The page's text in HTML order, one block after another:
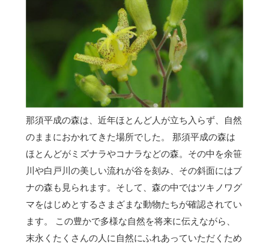
那須平成の森は、近年ほとんど人が立ち入らず、自然
のままにおかれてきた場所でした。 那須平成の森は
ほとんどがミズナラやコナラなどの森。その中を余笹
川や白戸川の美しい流れが谷を刻み、その斜面にはブ
ナの森も見られます。そして、森の中ではツキノワグ
マをはじめとするさまざまな動物たちが確認されてい
ます。 この豊かで多様な自然を将来に伝えながら、
末永くたくさんの人に自然にふれあっていただくため